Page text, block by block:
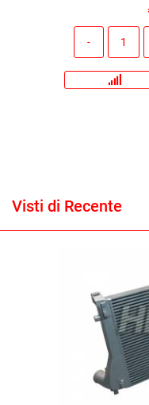
Visti di Recente